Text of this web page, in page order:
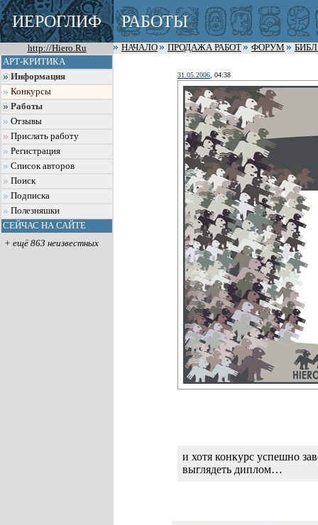
ИЕРОГЛИФ РАБОТЫ
http://Hiero.Ru НАЧАЛО ПРОДАЖА РАБОТ ФОРУМ
АРТ-КРИТИКА
Информация
Конкурсы
Работы
Отзывы
Прислать работу
Регистрация
Список авторов
Поиск
Подписка
Полезняшки
СЕЙЧАС НА САЙТЕ
+ ещё 863 неизвестных
31.05.2006 , 04:38
и хотя конкурс успешно
выглядеть диплом…